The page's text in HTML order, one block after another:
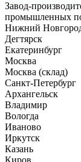
Завод-
промышленных
Нижний
Дегтярск
Екатеринбург
Москва
Москва (склад)
Санкт-Петербург
Архангельск
Владимир
Вологда
Иваново
Иркутск
Казань
Киров